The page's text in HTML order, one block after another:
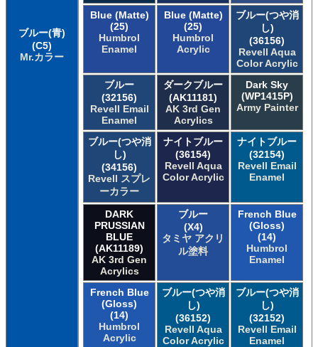
ブルー(青)
(C5)
Mr.カラー
Blue (Matte)
(25)
Humbrol
Enamel
Blue (Matte)
(25)
Humbrol
Acrylic
ブルー(つや消
し)
(36156)
Revell Aqua
Color Acrylic
ブルー
(32156)
Revell Email
Enamel
ダークブルー
(AK11181)
AK 3rd Gen
Acrylics
Dark Sky
(WP1415P)
Army Painter
ブルー(つや消
し)
(34156)
Revell スプレ
ーカラー
ナイトブルー
(36154)
Revell Aqua
Color Acrylic
ナイトブルー
(32154)
Revell Email
Enamel
DARK
PRUSSIAN
BLUE
(AK11189)
AK 3rd Gen
Acrylics
ブルー
(X4)
タミヤ アクリ
ル塗料
French Blue
(Gloss)
(14)
Humbrol
Enamel
French Blue
(Gloss)
(14)
Humbrol
Acrylic
ブルー(つや消
し)
(36152)
Revell Aqua
Color Acrylic
ブルー(つや消
し)
(32152)
Revell Email
Enamel